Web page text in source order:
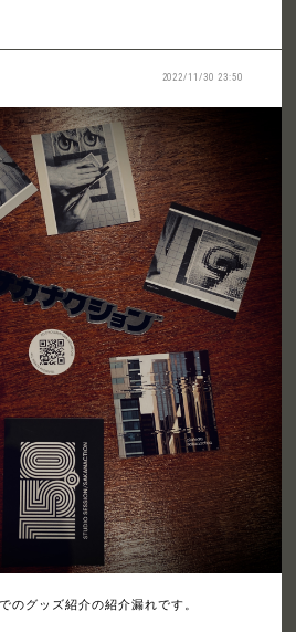
2022/11/30 23:50
のグッズ紹介の紹介漏れです。